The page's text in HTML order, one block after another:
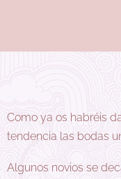
Como ya os habréis
tendencia las bodas
Algunos novios se